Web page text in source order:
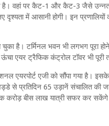
है। वहां पर कैट-1 और कैट-3 जैसे
में आसानी होगी। इन प्रणालियों
चुका है। टर्मिनल भवन भी लगभग पूरा
एयर ट्रैफिक कंट्रोल टॉवर भी पूरी
एयरपोर्ट एजी को सौंपा गया है।
से प्रतिदिन 65 उड़ानें संचालित की
करोड़ बीस लाख यात्री सफर कर सकेंगे।